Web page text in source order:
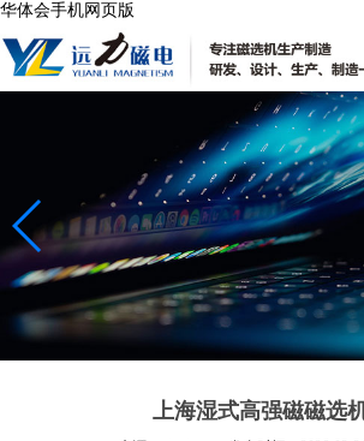
华体会手机网页版
上海湿式高强磁磁选